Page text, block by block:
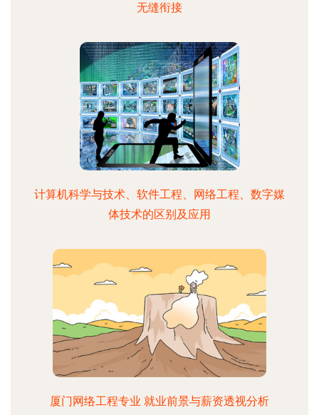
无缝衔接
计算机科学与技术、软件工程、网络工程、数字媒
体技术的区别及应用
厦门网络工程专业 就业前景与薪资透视分析